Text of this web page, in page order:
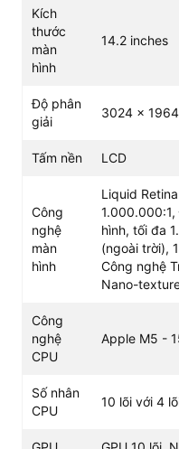
kiểm soát nhiệt lượng.
Engine 16 lõi giúp
họa nặng cũng như
AI.
Kích
thước
màn
hình
14.2 inches
Độ phân
giải
3024 x
Tấm nền LCD
Công
nghệ
màn
hình
Liquid
1.000.000:1,
hình, tối đa
(ngoài trời),
Công nghệ
Nano-
Công
nghệ
CPU
Apple M5 -
Số nhân
CPU
10 lõi với 4